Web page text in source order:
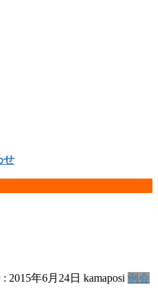
せ
: 2015年6月24日 kamaposi 例会